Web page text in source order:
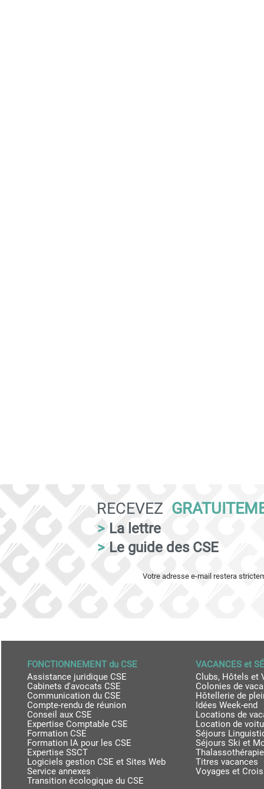
RECEVEZ
La lettre
Le guide des CSE
>
>
Votre adresse e-mail restera
FONCTIONNEMENT du CSE
VACANCES et
Assistance juridique CSE
Clubs, Hôtels et
Cabinets d'avocats CSE
Colonies de
Communication du CSE
Hôtellerie de
Compte-rendu de réunion
Idées Week-end
Conseil aux CSE
Locations de
Expertise Comptable CSE
Location de
Formation CSE
Séjours
Formation IA pour les CSE
Séjours Ski et
Expertise SSCT
Logiciels gestion CSE et Sites Web
Titres vacances
Service annexes
Voyages et
Transition écologique du CSE